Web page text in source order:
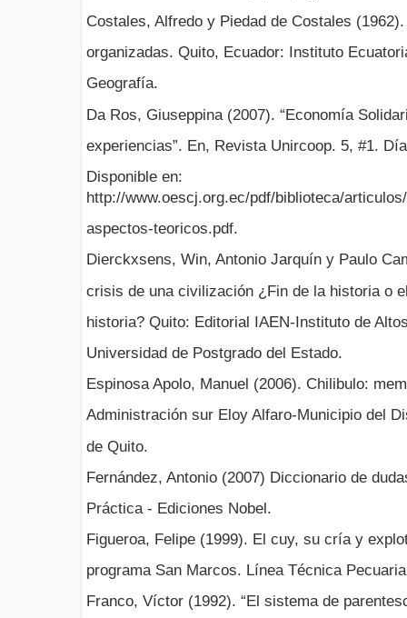
Costales, Alfredo y Piedad de Costales
organizadas. Quito, Ecuador: Instituto
Geografía.
Da Ros, Giuseppina (2007). “Economía
experiencias”. En, Revista Unircoop. 5, #1.
Disponible en:
http://www.oescj.org.ec/pdf/biblioteca/
aspectos-teoricos.pdf.
Dierckxsens, Win, Antonio Jarquín y Paulo
crisis de una civilización ¿Fin de la historia o
historia? Quito: Editorial IAEN-Instituto de
Universidad de Postgrado del Estado.
Espinosa Apolo, Manuel (2006). Chilibulo:
Administración sur Eloy Alfaro-Municipio del
de Quito.
Fernández, Antonio (2007) Diccionario de
Práctica - Ediciones Nobel.
Figueroa, Felipe (1999). El cuy, su cría y
programa San Marcos. Línea Técnica
Franco, Víctor (1992). “El sistema de